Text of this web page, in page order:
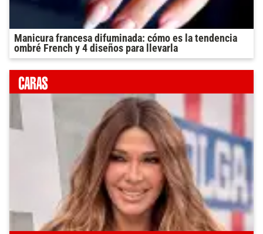
Manicura francesa difuminada: cómo es la tendencia
ombré French y 4 diseños para llevarla